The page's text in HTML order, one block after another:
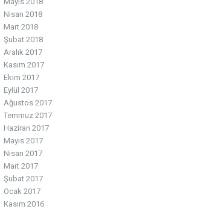
Nisan 2018
Mart 2018
Şubat 2018
Aralık 2017
Kasım 2017
Ekim 2017
Eylül 2017
Ağustos 2017
Temmuz 2017
Haziran 2017
Mayıs 2017
Nisan 2017
Mart 2017
Şubat 2017
Ocak 2017
Kasım 2016